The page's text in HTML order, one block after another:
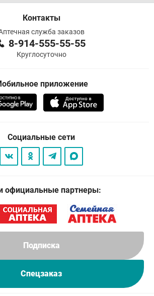
Подписка
Спецзаказ
Контакты
служба заказов
8-914-555-55-55
Круглосуточно
приложение
Социальные сети
официальные партнеры: